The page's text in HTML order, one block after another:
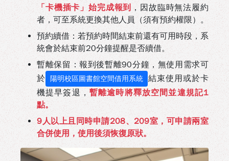
「卡機插卡」始完成報到 ，因故臨時無法履約
者，可至系統更換其他人員（須有預約權限）。
預約續借：若預約時間結束前還有可用時段，系
統會於結束前20分鐘提醒是否續借。
暫離保留：報到後暫離90分鐘，無使用需求可
於
陽明校區圖書館空間借用系統 結束使用或於卡
機提早簽退， 暫離逾時將釋放空間並違規記1
點。
9人以上且同時申請208、209室，可申請兩室
合併使用，使用後須恢復原狀。